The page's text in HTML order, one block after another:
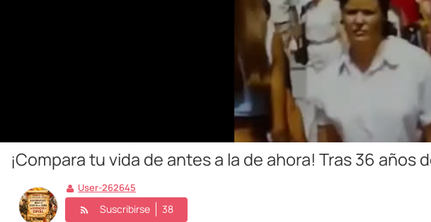
¡Compara tu vida de antes a la de ahora! Tras 36 años
User-262645
Suscribirse 38